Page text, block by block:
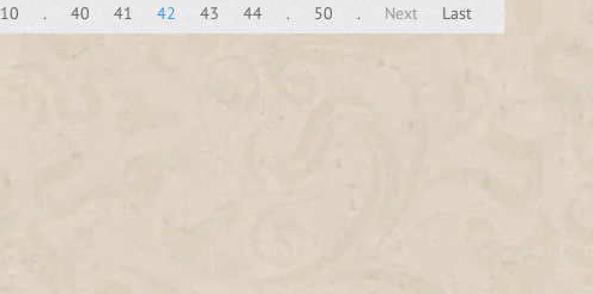
10 . 40 41 42 43 44 . 50 . Next Last